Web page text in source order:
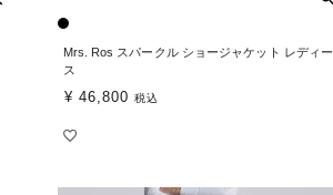
Mrs. Ros スパークル ショージャケット レディー
ス
¥ 46,800 税込